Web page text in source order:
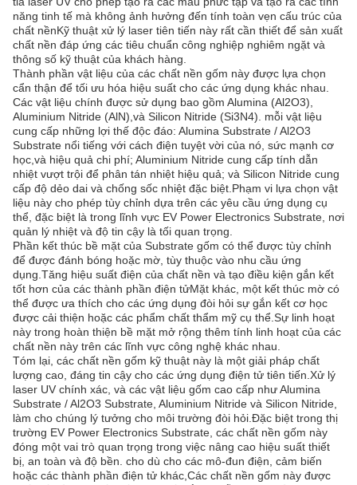
năng tinh tế mà không ảnh hưởng đến tính toàn vẹn cấu trúc của
chất nềnKỹ thuật xử lý laser tiên tiến này rất cần thiết để sản xuất
chất nền đáp ứng các tiêu chuẩn công nghiệp nghiêm ngặt và
thông số kỹ thuật của khách hàng.
Thành phần vật liệu của các chất nền gốm này được lựa chọn
cẩn thận để tối ưu hóa hiệu suất cho các ứng dụng khác nhau.
Các vật liệu chính được sử dụng bao gồm Alumina (Al2O3),
Aluminium Nitride (AlN),và Silicon Nitride (Si3N4). mỗi vật liệu
cung cấp những lợi thế độc đáo: Alumina Substrate / Al2O3
Substrate nổi tiếng với cách điện tuyệt vời của nó, sức mạnh cơ
học,và hiệu quả chi phí; Aluminium Nitride cung cấp tính dẫn
nhiệt vượt trội để phân tán nhiệt hiệu quả; và Silicon Nitride cung
cấp độ dẻo dai và chống sốc nhiệt đặc biệt.Phạm vi lựa chọn vật
liệu này cho phép tùy chỉnh dựa trên các yêu cầu ứng dụng cụ
thể, đặc biệt là trong lĩnh vực EV Power Electronics Substrate, nơi
quản lý nhiệt và độ tin cậy là tối quan trọng.
Phần kết thúc bề mặt của Substrate gốm có thể được tùy chỉnh
để được đánh bóng hoặc mờ, tùy thuộc vào nhu cầu ứng
dụng.Tăng hiệu suất điện của chất nền và tạo điều kiện gắn kết
tốt hơn của các thành phần điện tửMặt khác, một kết thúc mờ có
thể được ưa thích cho các ứng dụng đòi hỏi sự gắn kết cơ học
được cải thiện hoặc các phẩm chất thẩm mỹ cụ thể.Sự linh hoạt
này trong hoàn thiện bề mặt mở rộng thêm tính linh hoạt của các
chất nền này trên các lĩnh vực công nghệ khác nhau.
Tóm lại, các chất nền gốm kỹ thuật này là một giải pháp chất
lượng cao, đáng tin cậy cho các ứng dụng điện tử tiên tiến.Xử lý
laser UV chính xác, và các vật liệu gốm cao cấp như Alumina
Substrate / Al2O3 Substrate, Aluminium Nitride và Silicon Nitride,
làm cho chúng lý tưởng cho môi trường đòi hỏi.Đặc biệt trong thị
trường EV Power Electronics Substrate, các chất nền gốm này
đóng một vai trò quan trọng trong việc nâng cao hiệu suất thiết
bị, an toàn và độ bền. cho dù cho các mô-đun điện, cảm biến
hoặc các thành phần điện tử khác,Các chất nền gốm này được